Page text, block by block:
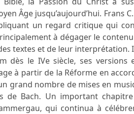
Âge jusqu’aujourd’hui. Frans
un regard critique qui
à dégager le
textes et de leur interprétation.
dès le IVe siècle, ses versions
à partir de la Réforme en
grand nombre de mises en
de Bach. Un important
qui continua à